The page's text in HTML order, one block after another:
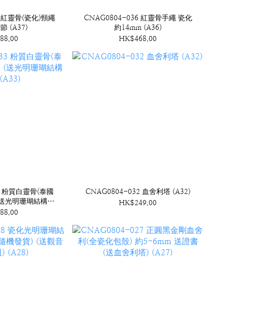
靈骨(瓷化)頸繩
(A37)
CNAG0804-036 紅靈骨手繩 瓷化
約14mm (A36)
HK$468.00
質白靈骨(泰國
光明珊瑚結構桶
CNAG0804-032 血舍利塔 (A32)
HK$249.00